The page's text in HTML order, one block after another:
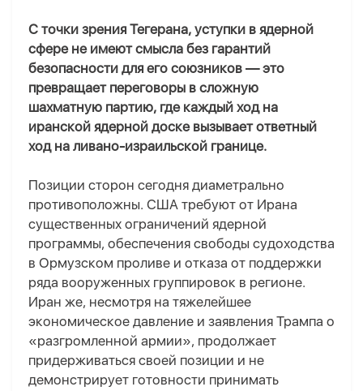
С точки зрения Тегерана, уступки в ядерной
сфере не имеют смысла без гарантий
безопасности для его союзников — это
превращает переговоры в сложную
шахматную партию, где каждый ход на
иранской ядерной доске вызывает ответный
ход на ливано-израильской границе.
Позиции сторон сегодня диаметрально
противоположны. США требуют от Ирана
существенных ограничений ядерной
программы, обеспечения свободы судоходства
в Ормузском проливе и отказа от поддержки
ряда вооруженных группировок в регионе.
Иран же, несмотря на тяжелейшее
экономическое давление и заявления Трампа о
«разгромленной армии», продолжает
придерживаться своей позиции и не
демонстрирует готовности принимать